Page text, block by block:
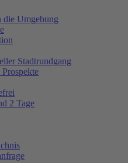
die Umgebung
Stadtrundgang
2 Tage